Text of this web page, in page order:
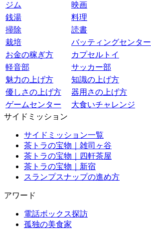
ジム
映画
銭湯
料理
掃除
読書
栽培
バッティングセンター
お金の稼ぎ方
カプセルトイ
軽音部
サッカー部
魅力の上げ方
知識の上げ方
優しさの上げ方
器用さの上げ方
ゲームセンター
大食いチャレンジ
サイドミッション
サイドミッション一覧
茶トラの宝物｜雑司ヶ谷
茶トラの宝物｜四軒茶屋
茶トラの宝物｜新宿
スランプスナップの進め方
アワード
電話ボックス探訪
孤独の美食家